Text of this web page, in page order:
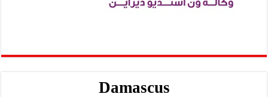
Damascus